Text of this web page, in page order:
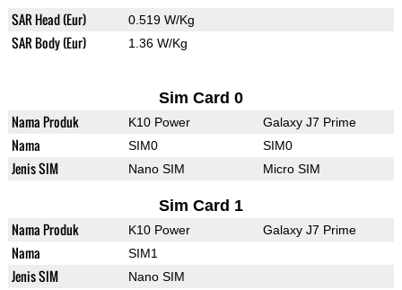
SAR Head (Eur) 0.519 W/Kg
SAR Body (Eur) 1.36 W/Kg
Sim Card 0
Nama Produk K10 Power Galaxy J7 Prime
Nama SIM0 SIM0
Jenis SIM Nano SIM Micro SIM
Sim Card 1
Nama Produk K10 Power Galaxy J7 Prime
Nama SIM1
Jenis SIM Nano SIM